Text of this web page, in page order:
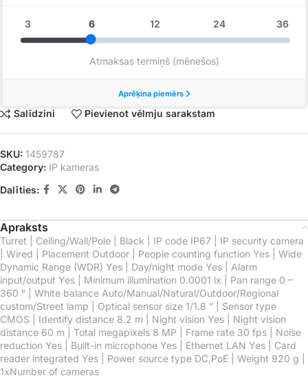
Salīdzini Pievienot vēlmju sarakstam
SKU: 1459787
Category: IP kameras
Dalīties:
Apraksts
Turret | Ceiling/Wall/Pole | Black | IP code IP67 | IP security camera
| Wired | Placement Outdoor | People counting function Yes | Wide
Dynamic Range (WDR) Yes | Day/night mode Yes | Alarm
input/output Yes | Minimum illumination 0.0001 lx | Pan range 0 –
360 ° | White balance Auto/Manual/Natural/Outdoor/Regional
custom/Street lamp | Optical sensor size 1/1.8 ” | Sensor type
CMOS | Identify distance 8.2 m | Night vision Yes | Night vision
distance 60 m | Total megapixels 8 MP | Frame rate 30 fps | Noise
reduction Yes | Built-in microphone Yes | Ethernet LAN Yes | Card
reader integrated Yes | Power source type DC,PoE | Weight 920 g |
1xNumber of cameras